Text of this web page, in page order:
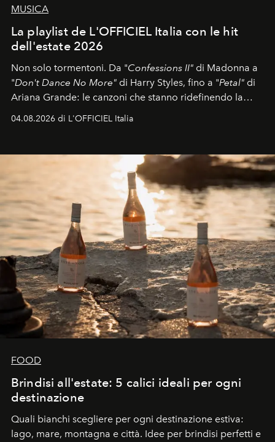
MUSICA
La playlist de L'OFFICIEL Italia con le hit
dell'estate 2026
Non solo tormentoni. Da "Confessions II" di Madonna a
"Don't Dance No More" di Harry Styles, fino a "Petal" di
Ariana Grande: le canzoni che stanno ridefinendo la
colonna sonora della stagione.
04.08.2026 di L'OFFICIEL Italia
FOOD
Brindisi all'estate: 5 calici ideali per ogni
destinazione
Quali bianchi scegliere per ogni destinazione estiva:
lago, mare, montagna e città. Idee per brindisi perfetti e